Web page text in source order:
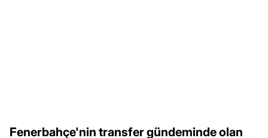
Fenerbahçe'nin transfer gündeminde olan